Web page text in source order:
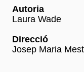
Autoria
Laura Wade
Direcció
Josep Maria